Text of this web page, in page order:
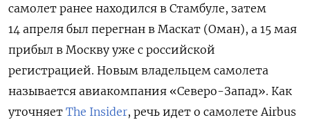
самолет ранее находился в Стамбуле, затем
14 апреля был перегнан в Маскат (Оман), а 15 мая
прибыл в Москву уже с российской
регистрацией. Новым владельцем самолета
называется авиакомпания «Северо-Запад». Как
уточняет The Insider, речь идет о самолете Airbus